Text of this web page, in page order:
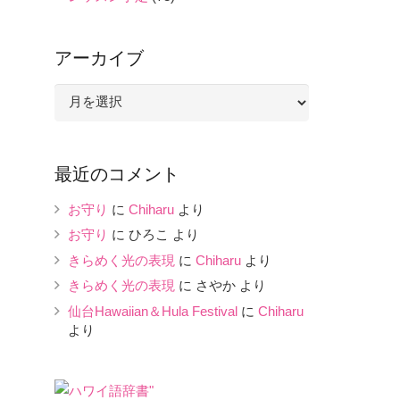
アーカイブ
ブ
最近のコメント
お守り に Chiharu より
お守り に ひろこ より
きらめく光の表現 に Chiharu より
きらめく光の表現 に さやか より
仙台Hawaiian＆Hula Festival に Chiharu
より